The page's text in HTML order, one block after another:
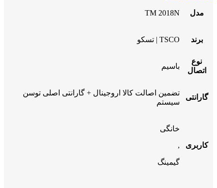
مدل TM 2018N
برند TSCO | تسکو
نوع
اتصال
باسیم
گارانتی
تضمین اصالت کالا اروجینال + گارانتی اصلی توسن
سیستم
کاربری
خانگی
,
گیمینگ